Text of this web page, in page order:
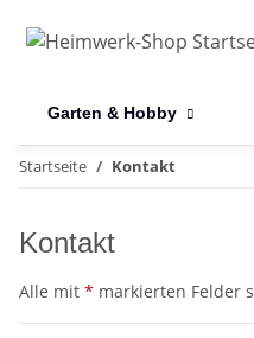
Garten & Hobby
Startseite Kontakt
Kontakt
Alle mit * markierten Felder